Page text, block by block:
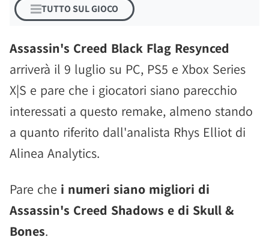
TUTTO SUL GIOCO
Assassin's Creed Black Flag Resynced
arriverà il 9 luglio su PC, PS5 e Xbox Series
X|S e pare che i giocatori siano parecchio
interessati a questo remake, almeno stando
a quanto riferito dall'analista Rhys Elliot di
Alinea Analytics.
Pare che i numeri siano migliori di
Assassin's Creed Shadows e di Skull &
Bones.